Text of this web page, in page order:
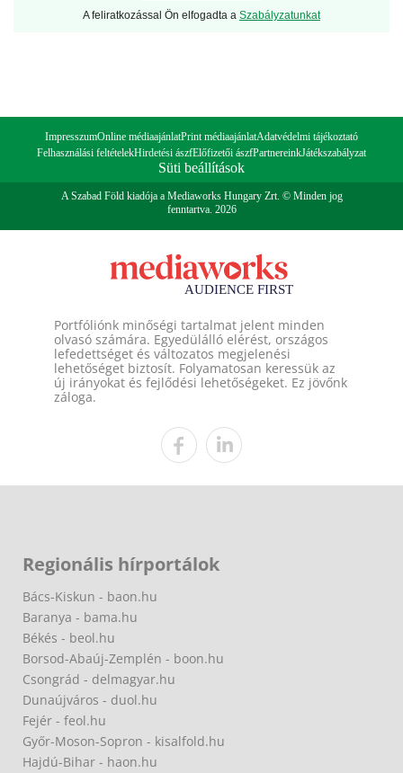
A feliratkozással Ön elfogadta a Szabályzatunkat
ImpresszumOnline médiaajánlatPrint médiaajánlatAdatvédelmi tájékoztató
Felhasználási feltételekHirdetési ászfElőfizetői ászfPartnereinkJátékszabályzat
Süti beállítások
A Szabad Föld kiadója a Mediaworks Hungary Zrt. © Minden jog
fenntartva. 2026
Portfóliónk minőségi tartalmat jelent minden
olvasó számára. Egyedülálló elérést, országos
lefedettséget és változatos megjelenési
lehetőséget biztosít. Folyamatosan keressük az
új irányokat és fejlődési lehetőségeket. Ez jövőnk
záloga.
Regionális hírportálok
Bács-Kiskun - baon.hu
Baranya - bama.hu
Békés - beol.hu
Borsod-Abaúj-Zemplén - boon.hu
Csongrád - delmagyar.hu
Dunaújváros - duol.hu
Fejér - feol.hu
Győr-Moson-Sopron - kisalfold.hu
Hajdú-Bihar - haon.hu